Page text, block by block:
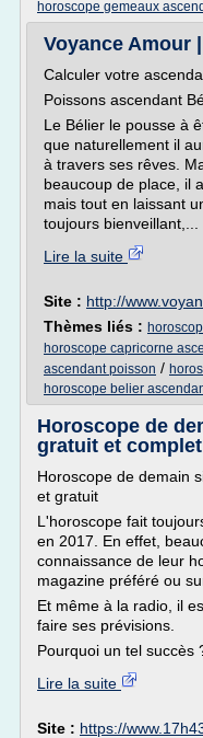
horoscope gemeaux
Voyance Amour
Calculer votre
Poissons ascendant
Le Bélier le pousse à
que naturellement il
à travers ses rêves.
beaucoup de place, il
mais tout en laissant
toujours bienveillant,...
Lire la suite
Site : http://
Thèmes liés :
horoscope capricorne
ascendant poisson /
horoscope belier
Horoscope de
gratuit et
Horoscope de demain
et gratuit
L'horoscope fait
en 2017. En effet,
connaissance de leur
magazine préféré ou
Et même à la radio, il
faire ses prévisions.
Pourquoi un tel succès
Lire la suite
Site : https://